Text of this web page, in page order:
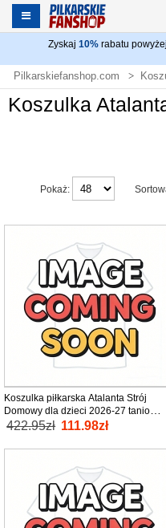
Zyskaj 10% rabatu powyżej
Pilkarskiefanshop.com
Koszulka
Pokaż:
Koszulka piłkarska Atalanta Strój
Domowy dla dzieci 2026-27 tanio
Krótki Rękaw (+ Krótkie spodenki)
422.95zł 111.98zł